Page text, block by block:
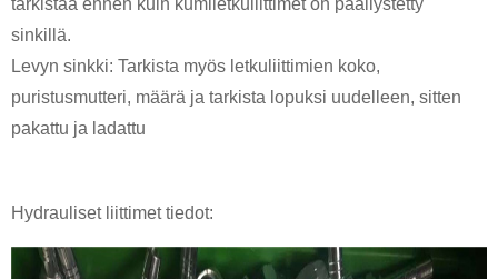
tarkistaa ennen kuin kumiletkuliittimet on päällystetty
sinkillä.
Levyn sinkki: Tarkista myös letkuliittimien koko,
puristusmutteri, määrä ja tarkista lopuksi uudelleen, sitten
pakattu ja ladattu
Hydrauliset liittimettiedot: